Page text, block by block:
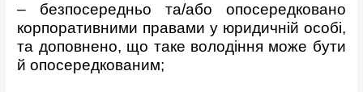
– безпосередньо та/або опосередковано
корпоративними правами у юридичній особі,
та доповнено, що таке володіння може бути
й опосередкованим;